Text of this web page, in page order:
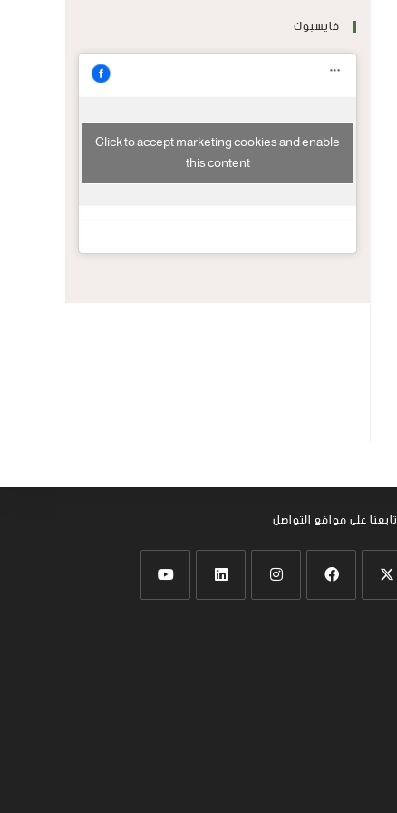
فايسبوك
Click to accept marketing cookies and enable
this content
تابعنا على موافع التواصل